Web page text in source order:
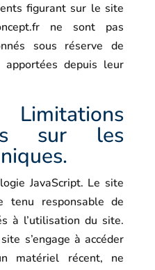
figurant sur le site
ne sont pas
sous réserve de
depuis leur
sur les
JavaScript. Le site
tenu responsable de
à l’utilisation du site.
s’engage à accéder
matériel récent, ne